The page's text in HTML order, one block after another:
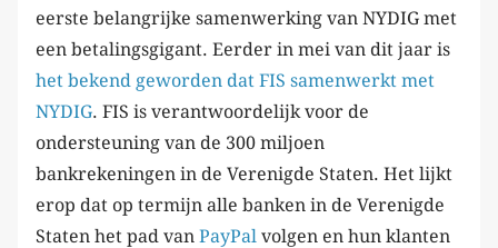
eerste belangrijke samenwerking van NYDIG met
een betalingsgigant. Eerder in mei van dit jaar is
het bekend geworden dat FIS samenwerkt met
NYDIG. FIS is verantwoordelijk voor de
ondersteuning van de 300 miljoen
bankrekeningen in de Verenigde Staten. Het lijkt
erop dat op termijn alle banken in de Verenigde
Staten het pad van PayPal volgen en hun klanten